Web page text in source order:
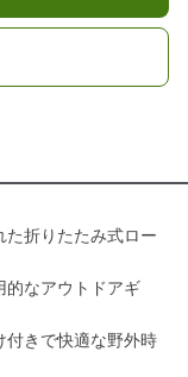
折りたたみ式ロー
的なアウトドアギ
付きで快適な野外時